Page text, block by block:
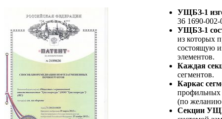
УЩБЗ-1
36 1690-
УЩБЗ-1
из которых
состоящую
элементов.
Каждая
сегментов.
Каркас
профильных
(по желанию
Секции